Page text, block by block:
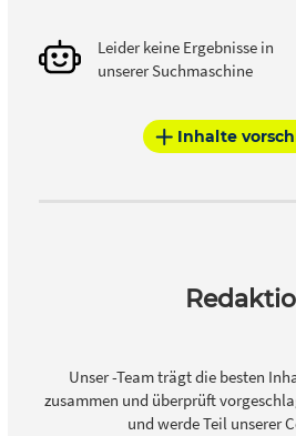
Leider keine Ergebnisse in
unserer Suchmaschine
Inhalte
Unser -Team trägt die besten
zusammen und überprüft
und werde Teil unserer